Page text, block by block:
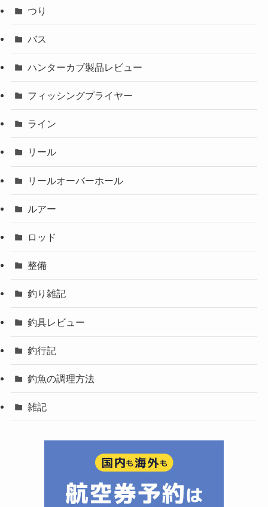
つり
バス
ハンターカブ製品レビュー
フィッシングプライヤー
ライン
リール
リールオーバーホール
ルアー
ロッド
整備
釣り雑記
釣具レビュー
釣行記
釣魚の調理方法
雑記